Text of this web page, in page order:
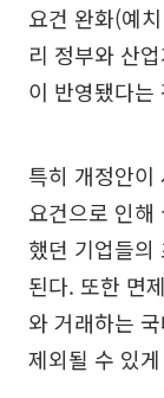
요건 완화(예
리 정부와 산
이 반영됐다는
특히 개정안이
요건으로 인해
했던 기업들의
된다. 또한 면
와 거래하는
제외될 수 있